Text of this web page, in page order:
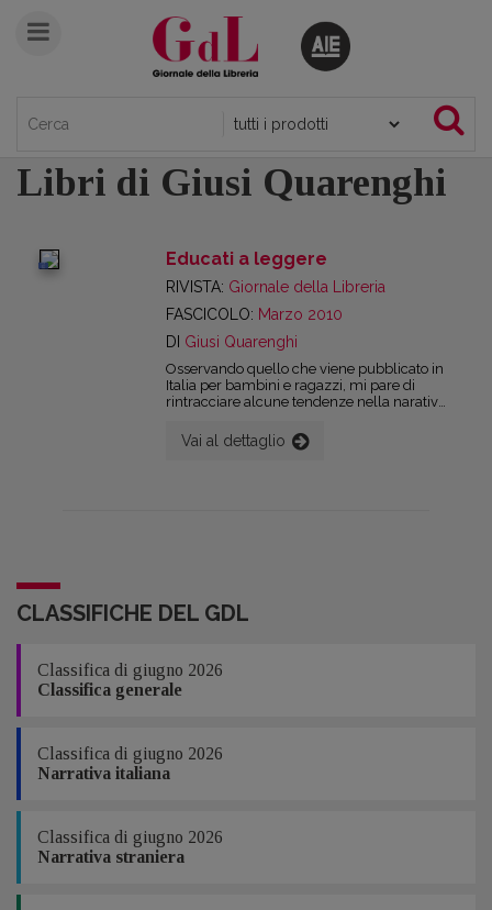
Libri di Giusi Quarenghi
Educati a leggere
RIVISTA: Giornale della Libreria
FASCICOLO: Marzo 2010
DI Giusi Quarenghi
Osservando quello che viene pubblicato in
Italia per bambini e ragazzi, mi pare di
rintracciare alcune tendenze nella narativa
Vai al dettaglio
CLASSIFICHE DEL GDL
Classifica di giugno 2026
Classifica generale
Classifica di giugno 2026
Narrativa italiana
Classifica di giugno 2026
Narrativa straniera